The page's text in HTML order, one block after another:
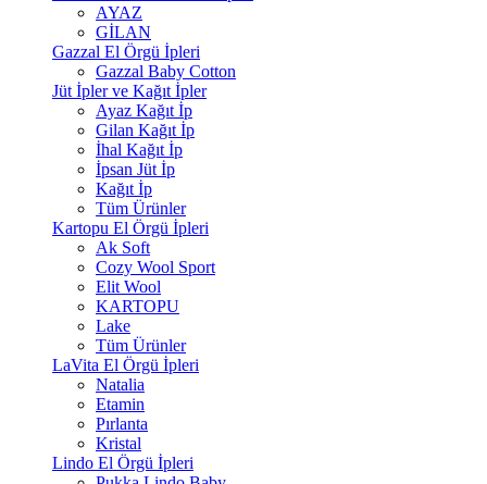
AYAZ
GİLAN
Gazzal El Örgü İpleri
Gazzal Baby Cotton
Jüt İpler ve Kağıt İpler
Ayaz Kağıt İp
Gilan Kağıt İp
İhal Kağıt İp
İpsan Jüt İp
Kağıt İp
Tüm Ürünler
Kartopu El Örgü İpleri
Ak Soft
Cozy Wool Sport
Elit Wool
KARTOPU
Lake
Tüm Ürünler
LaVita El Örgü İpleri
Natalia
Etamin
Pırlanta
Kristal
Lindo El Örgü İpleri